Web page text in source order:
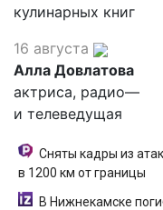
кулинарных книг
16 августа
Алла Довлатова
актриса, радио—
и телеведущая
Сняты кадры из
в 1200 км от границы
В Нижнекамске